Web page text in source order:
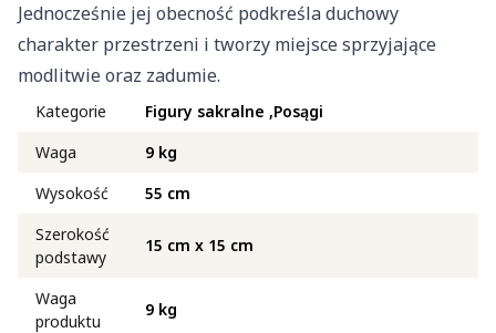
Jednocześnie jej obecność podkreśla duchowy
charakter przestrzeni i tworzy miejsce sprzyjające
modlitwie oraz zadumie.
Kategorie Figury sakralne Posągi
Waga
9 kg
Wysokość
55 cm
Szerokość
podstawy
15 cm x 15 cm
Waga
produktu
9 kg